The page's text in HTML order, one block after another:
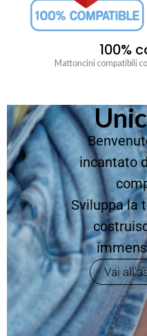
100%
Mattoncini compatibili
incantato
Sviluppa la
Vai